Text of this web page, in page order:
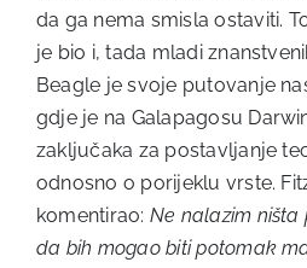
da ga nema smisla ostaviti.
je bio i, tada mladi
Beagle je svoje putovanje
gdje je na Galapagosu
zaključaka za postavljanje
odnosno o porijeklu vrste.
komentirao: Ne nalazim ništa
da bih mogao biti potomak